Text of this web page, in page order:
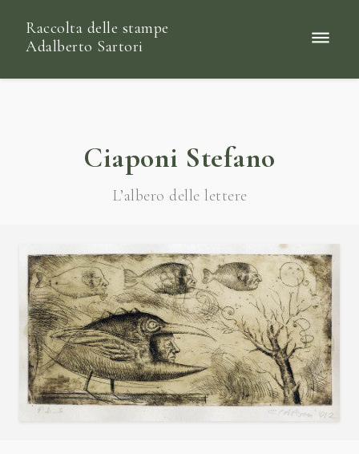
Raccolta delle stampe
Adalberto Sartori
Ciaponi Stefano
L’albero delle lettere